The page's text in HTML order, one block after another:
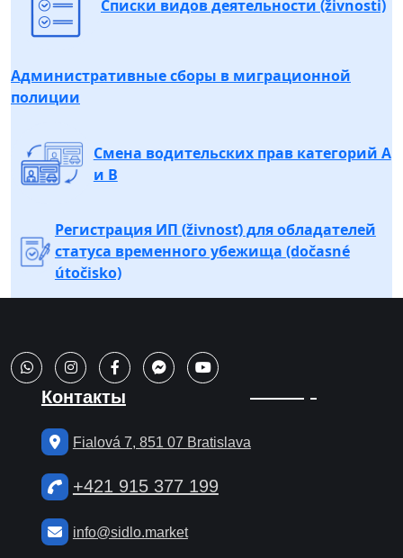
Списки видов деятельности (živnosti)
Административные сборы в миграционной
полиции
Cмена водительских прав категорий A
и В
Регистрация ИП (živnosť) для обладателей
статуса временного убежища (dočasné
útočisko)
Контакты
Fialová 7, 851 07 Bratislava
+421 915 377 199
info@sidlo.market